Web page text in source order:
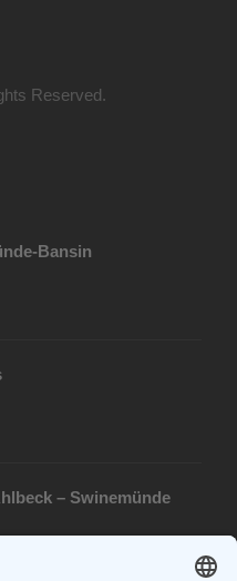
Reserved.
Bansin
– Swinemünde